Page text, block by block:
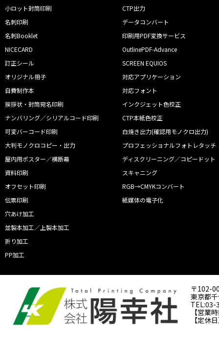
小ロット封筒印刷
名刺印刷
名刺Booklet
NICECARD
訂正シール
オリジナル冊子
自費制作本
挨拶状・封筒宛名印刷
ナンバリング／シリアルコード印刷
可変バーコード印刷
大判モノクロコピー・出力
屋内用ポスター／横断幕
資料印刷
オフセット印刷
伝票印刷
穴あけ加工
並製本加工／上製本加工
折り加工
PP加工
CTP出力
データコンバート
印刷用PDF変換サービス
OutlinePDF-Advance
SCREEN EQUIOS
対応アプリケーション
対応フォント
インクジェット色校正
CTP本紙色校正
白焼き出力(確認用モノクロ出力)
プロフェッショナルフォトレタッチ
ディスクリーニング／コピードット
スキャニング
RGB→CMYKコンバート
紙媒体の電子化
〒102-
東京都
TEL:03-
【営業
【定休